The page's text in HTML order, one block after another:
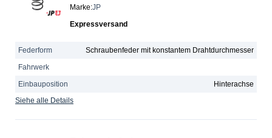
Marke:JP
Expressversand
Federform
Schraubenfeder mit konstantem Drahtdurchmesser
Fahrwerk
Einbauposition
Hinterachse
Siehe alle Details